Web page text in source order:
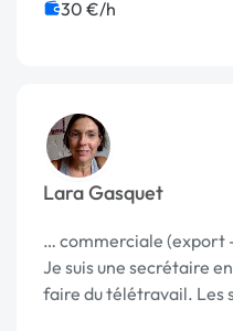
30 €/h
Lara Gasquet
… commerciale (export
Je suis une secrétaire
faire du télétravail. Les